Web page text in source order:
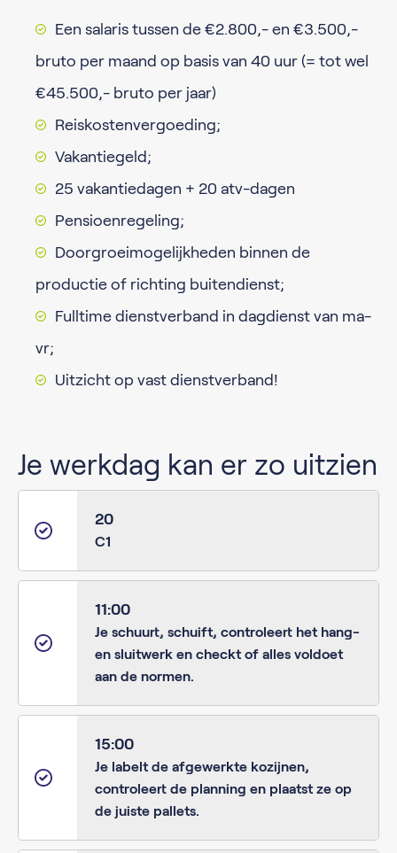
Een salaris tussen de €2.800,- en €3.500,-
bruto per maand op basis van 40 uur (= tot wel
€45.500,- bruto per jaar)
Reiskostenvergoeding;
Vakantiegeld;
25 vakantiedagen + 20 atv-dagen
Pensioenregeling;
Doorgroeimogelijkheden binnen de
productie of richting buitendienst;
Fulltime dienstverband in dagdienst van ma-
vr;
Uitzicht op vast dienstverband!
Je werkdag kan er zo uitzien
20
C1
11:00
Je schuurt, schuift, controleert het hang-
en sluitwerk en checkt of alles voldoet
aan de normen.
15:00
Je labelt de afgewerkte kozijnen,
controleert de planning en plaatst ze op
de juiste pallets.